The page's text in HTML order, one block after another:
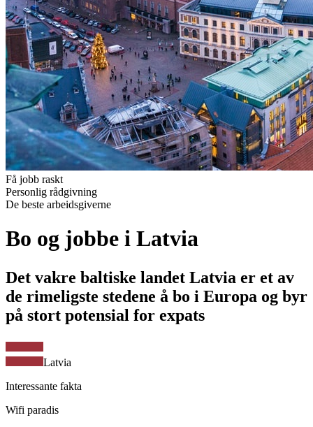
Få jobb raskt
Personlig rådgivning
De beste arbeidsgiverne
Bo og jobbe i Latvia
Det vakre baltiske landet Latvia er et av
de rimeligste stedene å bo i Europa og byr
på stort potensial for expats
Latvia
Interessante fakta
Wifi paradis